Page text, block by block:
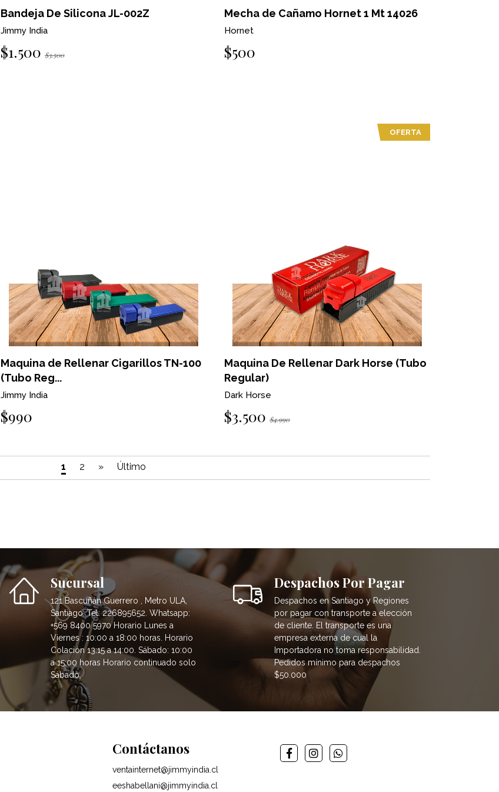
Bandeja De Silicona JL-002Z
Jimmy India
$1.500 $3.500
Mecha de Cañamo Hornet 1 Mt 14026
Hornet
$500
Maquina de Rellenar Cigarillos TN-100
(Tubo Reg...
Jimmy India
$990
OFERTA
Maquina De Rellenar Dark Horse (Tubo
Regular)
Dark Horse
$3.500 $4.990
1 2 » Último
Sucursal
121 Bascuñán Guerrero , Metro ULA,
Santiago. Tel: 226895652. Whatsapp:
+569 8400 5970 Horario Lunes a
Viernes : 10:00 a 18:00 horas. Horario
Colación 13:15 a 14:00. Sábado: 10:00
a 15:00 horas Horario continuado solo
Sábado.
Despachos Por Pagar
Despachos en Santiago y Regiones
por pagar con transporte a elección
de cliente. El transporte es una
empresa externa de cual la
Importadora no toma responsabilidad.
Pedidos mínimo para despachos
$50.000
Contáctanos
ventainternet@jimmyindia.cl
eeshabellani@jimmyindia.cl